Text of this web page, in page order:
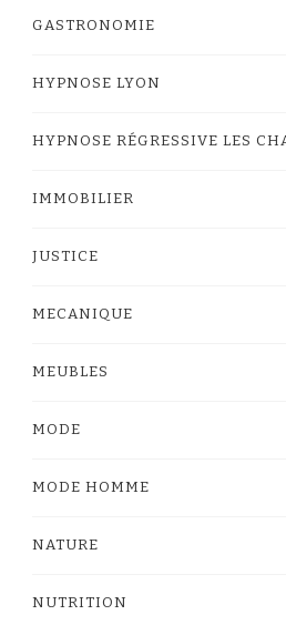
GASTRONOMIE
HYPNOSE LYON
HYPNOSE RÉGRESSIVE LES
IMMOBILIER
JUSTICE
MECANIQUE
MEUBLES
MODE
MODE HOMME
NATURE
NUTRITION